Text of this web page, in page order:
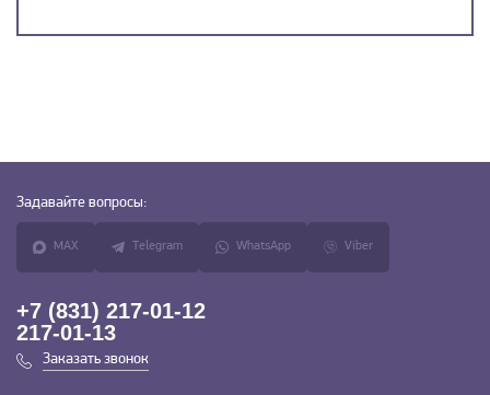
Задавайте вопросы:
MAX Telegram WhatsApp Viber
+7 (831) 217-01-12
217-01-13
Заказать звонок